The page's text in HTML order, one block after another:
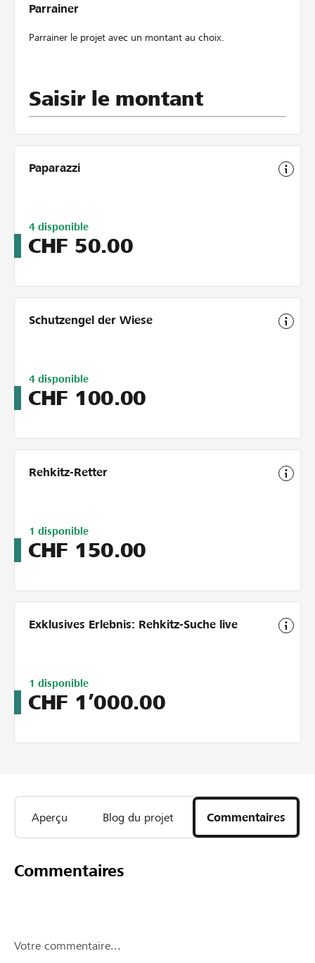
Parrainer
Parrainer le projet avec un montant au choix.
Saisir le montant
Paparazzi
Limitiert
auf
5
4 disponible
CHF 50.00
Schutzengel der Wiese
Limitiert
auf
4
4 disponible
CHF 100.00
Rehkitz-Retter
Limitiert
auf
5
1 disponible
CHF 150.00
Exklusives Erlebnis: Rehkitz-Suche live
Limitiert
auf
3
1 disponible
CHF 1’000.00
Aperçu Blog du projet Commentaires
Commentaires
Votre commentaire...